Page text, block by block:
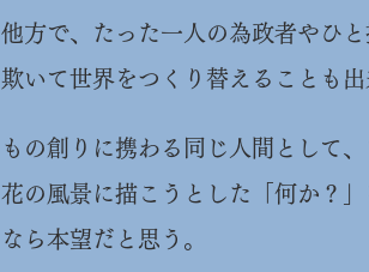
他方で、たった一人の為政者やひ
欺いて世界をつくり替えることも出
もの創りに携わる同じ人間として
花の風景に描こうとした「何か？
なら本望だと思う。